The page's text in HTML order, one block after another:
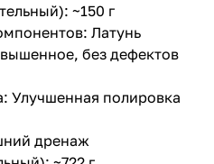
~150 г
Латунь
без дефектов
Улучшенная полировка
дренаж